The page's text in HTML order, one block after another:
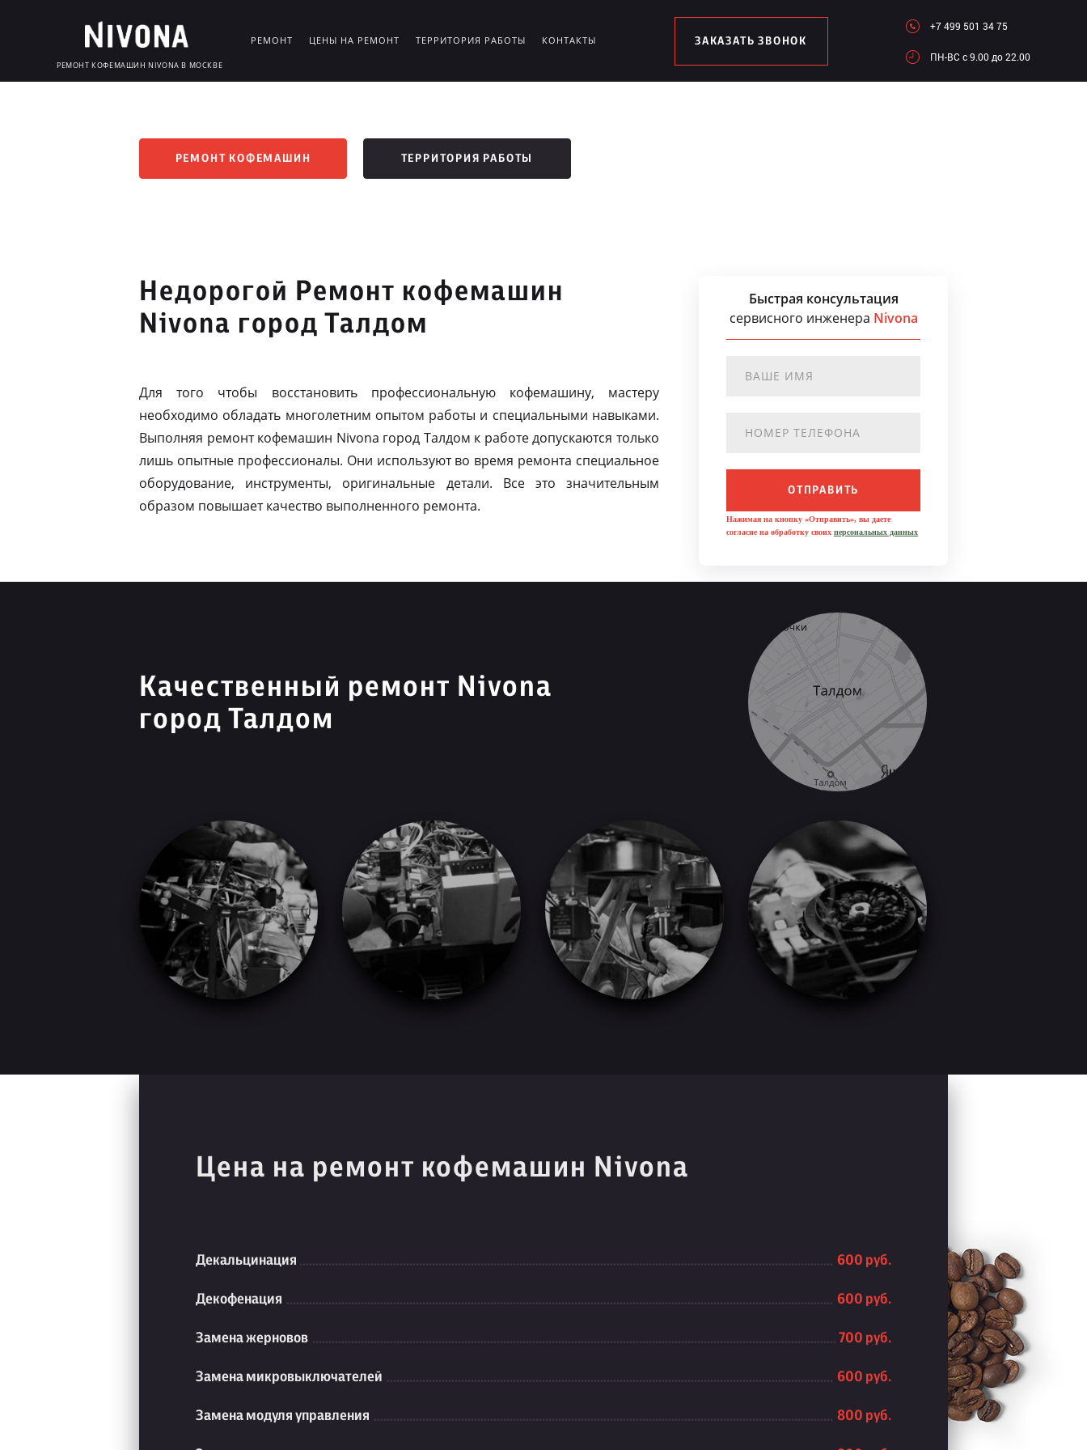
РЕМОНТ КОФЕМАШИН NIVONA В МОСКВЕ
РЕМОНТ ЦЕНЫ НА РЕМОНТ ТЕРРИТОРИЯ РАБОТЫ КОНТАКТЫ ЗАКАЗАТЬ ЗВОНОК
+7 499 501 34 75
ПН-ВC c 9.00 до 22.00
РЕМОНТ КОФЕМАШИН ТЕРРИТОРИЯ РАБОТЫ
Недорогой Ремонт кофемашин
Nivona город Талдом
Для того чтобы восстановить профессиональную кофемашину, мастеру
необходимо обладать многолетним опытом работы и специальными навыками.
Выполняя ремонт кофемашин Nivona город Талдом к работе допускаются только
лишь опытные профессионалы. Они используют во время ремонта специальное
оборудование, инструменты, оригинальные детали. Все это значительным
образом повышает качество выполненного ремонта.
Быстрая консультация
сервисного инженера Nivona
ОТПРАВИТЬ
Нажимая на кнопку «Отправить», вы даете
согласие на обработку своих персональных данных
Качественный ремонт Nivona
город Талдом
Цена на ремонт кофемашин Nivona
Декальцинация 600 руб.
Декофенация 600 руб.
Замена жерновов 700 руб.
Замена микровыключателей 600 руб.
Замена модуля управления 800 руб.